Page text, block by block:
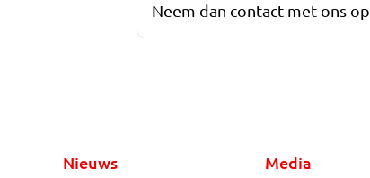
Neem dan contact met ons op.
Nieuws Media